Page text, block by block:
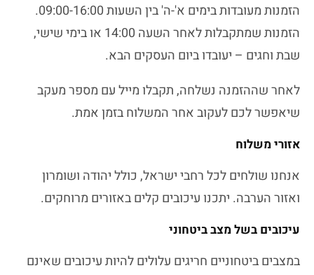
הזמנות מעובדות בימים א'-ה' בין השעות 09:00-16:00.
הזמנות שמתקבלות לאחר השעה 14:00 או בימי שישי,
שבת וחגים – יעובדו ביום העסקים הבא.
לאחר שההזמנה נשלחה, תקבלו מייל עם מספר מעקב
שיאפשר לכם לעקוב אחר המשלוח בזמן אמת.
אזורי משלוח
אנחנו שולחים לכל רחבי ישראל, כולל יהודה ושומרון
ואזור הערבה. יתכנו עיכובים קלים באזורים מרוחקים.
עיכובים בשל מצב ביטחוני
במצבים ביטחוניים חריגים עלולים להיות עיכובים שאינם